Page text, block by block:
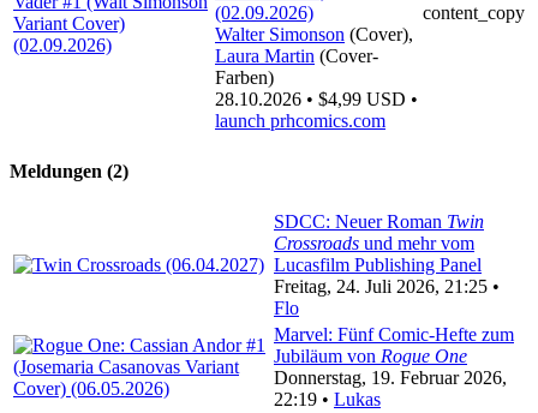
Walter Simonson (Cover),
Laura Martin (Cover-
Farben)
28.10.2026 • $4,99 USD •
launch prhcomics.com
content_copy
Meldungen (2)
SDCC: Neuer Roman Twin
Crossroads und mehr vom
Lucasfilm Publishing Panel
Freitag, 24. Juli 2026, 21:25 •
Flo
Marvel: Fünf Comic-Hefte zum
Jubiläum von Rogue One
Donnerstag, 19. Februar 2026,
22:19 • Lukas